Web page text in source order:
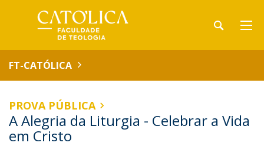
FT-CATÓLICA
PROVA PÚBLICA
A Alegria da Liturgia - Celebrar a Vida
em Cristo